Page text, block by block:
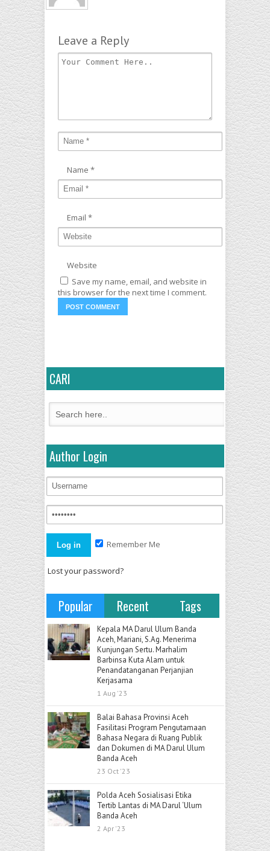
Leave a Reply
Name *
Email *
Website
Save my name, email, and website in
this browser for the next time I comment.
CARI
Author Login
Remember Me
Lost your password?
Popular Recent Tags
Kepala MA Darul Ulum Banda
Aceh, Mariani, S.Ag. Menerima
Kunjungan Sertu. Marhalim
Barbinsa Kuta Alam untuk
Penandatanganan Perjanjian
Kerjasama
1 Aug '23
Balai Bahasa Provinsi Aceh
Fasilitasi Program Pengutamaan
Bahasa Negara di Ruang Publik
dan Dokumen di MA Darul Ulum
Banda Aceh
23 Oct '23
Polda Aceh Sosialisasi Etika
Tertib Lantas di MA Darul ‘Ulum
Banda Aceh
2 Apr '23